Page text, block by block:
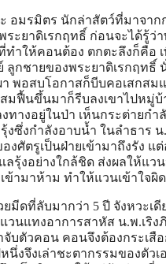
อมรมิตร นักล่าสัตว์ที่มาจาก
ะยาดิเรกฤทธิ์ ก่อนจะได้รู้ว่
ทําให้คอนต้อง ตกตะลึงก็คือ
กชายของพระยาดิเรกฤทธิ์
พอสบโอกาสก็บีบคอเสกสม
สมฟื้นขึ้นมาก็รีบลงเขาไปหมู่
ทางอยู่ในป่า เห็นกระต่ายกํ
ซึ่งกําลังอาบน้ำ ในลําธาร น
ศัตรูเป็นฝ่ายเข้ามาถึงรัง แ
รุ้งอย่างใกล้ชิด ส่งผลให้แว
ข้ามาห้าม ทําให้แวนเข้าใจผิ
มีดที่ลับมากว่า 5 ปี จังหวะเ
นแทงอาการสาหัส น.พ.เริ
บตัวคอน คอนจึงต้องกระเสื
จึงเล่าชะตากรรมของตัวเ